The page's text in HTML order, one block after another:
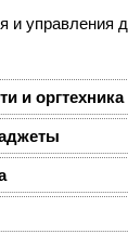
и управления
и оргтехника